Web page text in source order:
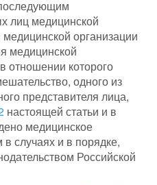
лиц медицинской
организации
медицинской
отношении которого
одного из
представителя лица,
настоящей статьи и в
медицинское
случаях и в порядке,
Российской